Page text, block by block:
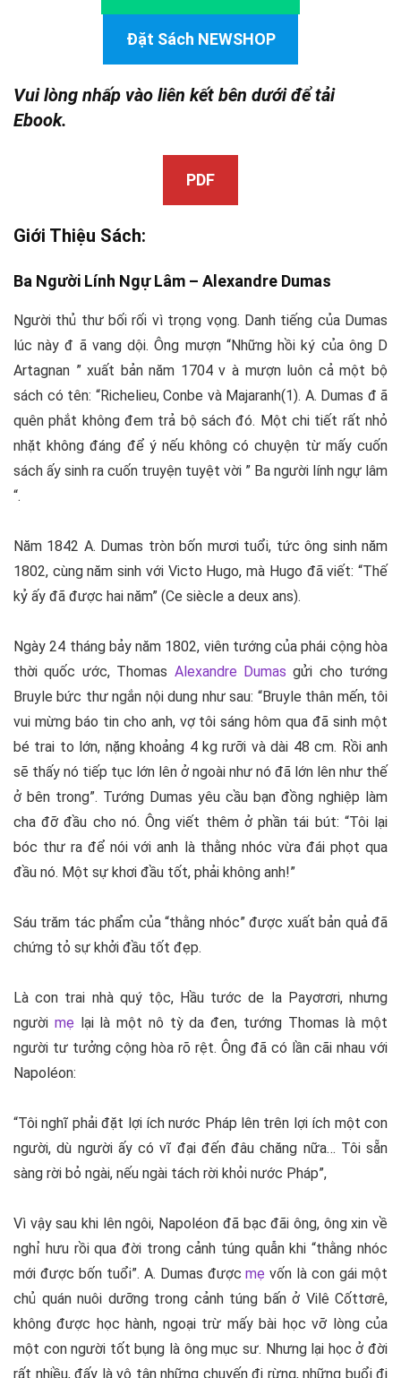
Đặt Sách NEWSHOP
Vui lòng nhấp vào liên kết bên dưới để tải
Ebook.
PDF
Giới Thiệu Sách:
Ba Người Lính Ngự Lâm – Alexandre Dumas
Người thủ thư bối rối vì trọng vọng. Danh tiếng của Dumas
lúc này đ ã vang dội. Ông mượn “Những hồi ký của ông D
Artagnan ” xuất bản năm 1704 v à mượn luôn cả một bộ
sách có tên: “Richelieu, Conbe và Majaranh(1). A. Dumas đ ã
quên phắt không đem trả bộ sách đó. Một chi tiết rất nhỏ
nhặt không đáng để ý nếu không có chuyện từ mấy cuốn
sách ấy sinh ra cuốn truyện tuyệt vời ” Ba người lính ngự lâm
“.
Năm 1842 A. Dumas tròn bốn mươi tuổi, tức ông sinh năm
1802, cùng năm sinh với Victo Hugo, mà Hugo đã viết: “Thế
kỷ ấy đã được hai năm” (Ce siècle a deux ans).
Ngày 24 tháng bảy năm 1802, viên tướng của phái cộng hòa
thời quốc ước, Thomas Alexandre Dumas gửi cho tướng
Bruyle bức thư ngắn nội dung như sau: “Bruyle thân mến, tôi
vui mừng báo tin cho anh, vợ tôi sáng hôm qua đã sinh một
bé trai to lớn, nặng khoảng 4 kg rưỡi và dài 48 cm. Rồi anh
sẽ thấy nó tiếp tục lớn lên ở ngoài như nó đã lớn lên như thế
ở bên trong”. Tướng Dumas yêu cầu bạn đồng nghiệp làm
cha đỡ đầu cho nó. Ông viết thêm ở phần tái bút: “Tôi lại
bóc thư ra để nói với anh là thằng nhóc vừa đái phọt qua
đầu nó. Một sự khơi đầu tốt, phải không anh!”
Sáu trăm tác phẩm của “thằng nhóc” được xuất bản quả đã
chứng tỏ sự khởi đầu tốt đẹp.
Là con trai nhà quý tộc, Hầu tước de la Payơrơri, nhưng
người mẹ lại là một nô tỳ da đen, tướng Thomas là một
người tư tưởng cộng hòa rõ rệt. Ông đã có lần cãi nhau với
Napoléon:
“Tôi nghĩ phải đặt lợi ích nước Pháp lên trên lợi ích một con
người, dù người ấy có vĩ đại đến đâu chăng nữa… Tôi sẵn
sàng rời bỏ ngài, nếu ngài tách rời khỏi nước Pháp”,
Vì vậy sau khi lên ngôi, Napoléon đã bạc đãi ông, ông xin về
nghỉ hưu rồi qua đời trong cảnh túng quẫn khi “thằng nhóc
mới được bốn tuổi”. A. Dumas đượcmẹ vốn là con gái một
chủ quán nuôi dưỡng trong cảnh túng bấn ở Vilê Cốttơrê,
không được học hành, ngoại trừ mấy bài học vỡ lòng của
một con người tốt bụng là ông mục sư. Nhưng lại học ở đời
rất nhiều, đấy là vô tận những chuyến đi rừng, những buổi đi